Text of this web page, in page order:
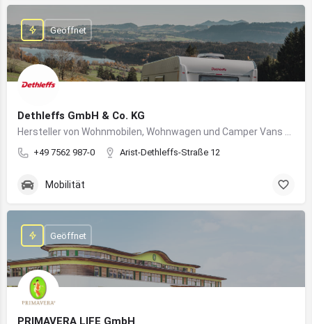
Dethleffs GmbH & Co. KG
+49 7562 987-0 Arist-Dethleffs-Straße 12
Geöffnet
Mobilität
PRIMAVERA LIFE GmbH
Geöffnet